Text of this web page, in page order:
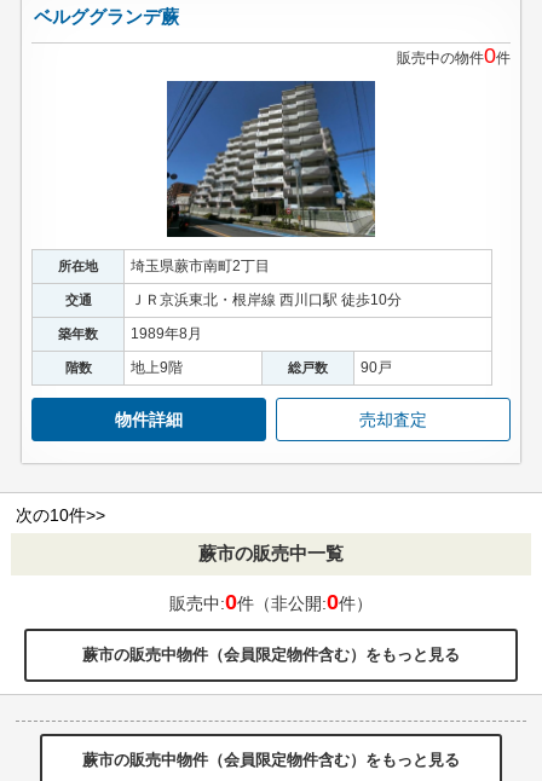
ベルググランデ蕨
販売中の物件0件
所在地 埼玉県蕨市南町2丁目
交通 ＪＲ京浜東北・根岸線 西川口駅 徒歩10分
築年数 1989年8月
階数 地上9階 総戸数 90戸
物件詳細 売却査定
次の10件>>
蕨市の販売中一覧
販売中:0件（非公開:0件）
蕨市の販売中物件（会員限定物件含む）をもっと見る
蕨市の販売中物件（会員限定物件含む）をもっと見る